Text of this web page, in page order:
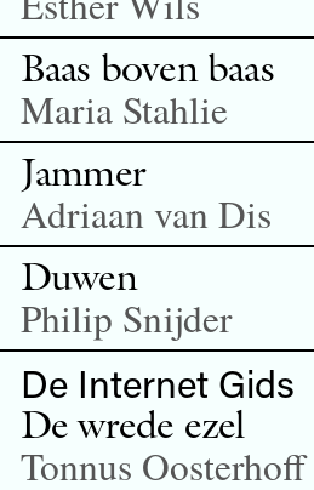
Baas boven baas
Maria Stahlie
Jammer
Adriaan van Dis
Duwen
Philip Snijder
De Internet Gids
De wrede ezel
Tonnus Oosterhoff